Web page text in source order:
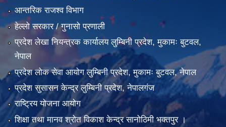
आन्तरिक राजश्व विभाग
हेल्लो सरकार / गुनासो प्रणाली
प्रदेश लेखा नियन्त्रक कार्यालय लुम्बिनी प्रदेश, मुकामः बुटवल,
नेपाल
प्रदेश लोक सेवा आयोग लुम्बिनी प्रदेश, मुकामः बुटवल, नेपाल
प्रदेश सुसासन केन्द्र लुम्बिनी प्रदेश, नेपालगंज
राष्ट्रिय योजना आयोग
शिक्षा तथा मानव श्रोत विकाश केन्द्र सानोठिमी भक्तपुर ।